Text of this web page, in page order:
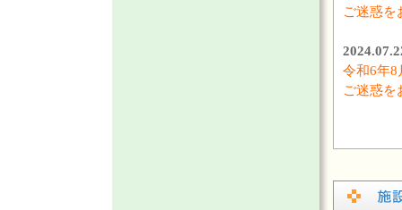
ご迷惑を
令和6年8
ご迷惑を